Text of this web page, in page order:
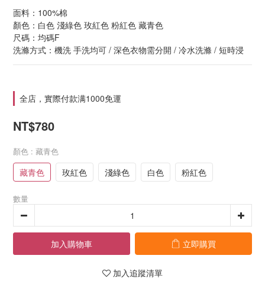
面料：100%棉
顏色：白色 淺綠色 玫紅色 粉紅色 藏青色
尺碼：均碼F
洗滌方式：機洗 手洗均可 / 深色衣物需分開 / 冷水洗滌 / 短時浸
全店，實際付款满1000免運
NT$780
顏色 : 藏青色
藏青色 玫紅色 淺綠色 白色 粉紅色
數量
加入購物車 立即購買
加入追蹤清單